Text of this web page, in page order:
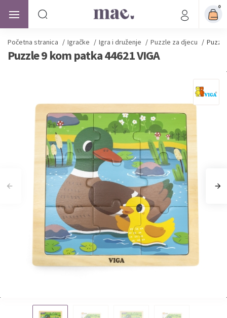
0
Početna stranica / Igračke / Igra i druženje / Puzzle za djecu /
Puzzle 9 kom patka 44621 VIGA